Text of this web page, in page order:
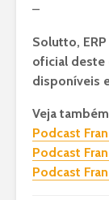
–
Solutto,
oficial deste
disponíveis
Veja
Podcast
Podcast
Podcast